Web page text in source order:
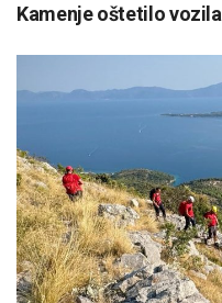
Kamenje oštetilo vozila